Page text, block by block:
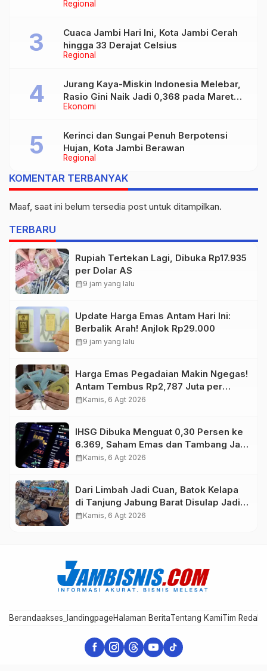
Regional
Regional
Cuaca Jambi Hari Ini, Kota Jambi Cerah
hingga 33 Derajat Celsius
Ekonomi
Jurang Kaya-Miskin Indonesia Melebar,
Rasio Gini Naik Jadi 0,368 pada Maret
2026
Regional
Kerinci dan Sungai Penuh Berpotensi
Hujan, Kota Jambi Berawan
KOMENTAR TERBANYAK
Maaf, saat ini belum tersedia post untuk ditampilkan.
TERBARU
Rupiah Tertekan Lagi, Dibuka Rp17.935
per Dolar AS
calendar_month9 jam yang lalu
Update Harga Emas Antam Hari Ini:
Berbalik Arah! Anjlok Rp29.000
calendar_month9 jam yang lalu
Harga Emas Pegadaian Makin Ngegas!
Antam Tembus Rp2,787 Juta per
Gram
calendar_monthKamis, 6 Agt 2026
IHSG Dibuka Menguat 0,30 Persen ke
6.369, Saham Emas dan Tambang Jadi
Penggerak
calendar_monthKamis, 6 Agt 2026
Dari Limbah Jadi Cuan, Batok Kelapa
di Tanjung Jabung Barat Disulap Jadi
Kerajinan Bernilai Tinggi
calendar_monthKamis, 6 Agt 2026
Berandaakses_landingpageHalaman BeritaTentang KamiTim Redaksi